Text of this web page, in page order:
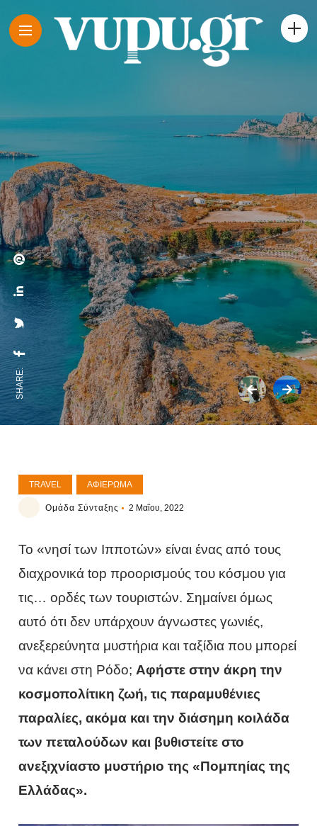
SHARE:
TRAVEL ΑΦΙΈΡΩΜΑ
Ομάδα Σύνταξης 2 Μαΐου, 2022
Το «νησί των Ιπποτών» είναι ένας από τους
διαχρονικά top προορισμούς του κόσμου για
τις… ορδές των τουριστών. Σημαίνει όμως
αυτό ότι δεν υπάρχουν άγνωστες γωνιές,
ανεξερεύνητα μυστήρια και ταξίδια που μπορεί
να κάνει στη Ρόδο; Αφήστε στην άκρη την
κοσμοπολίτικη ζωή, τις παραμυθένιες
παραλίες, ακόμα και την διάσημη κοιλάδα
των πεταλούδων και βυθιστείτε στο
ανεξιχνίαστο μυστήριο της «Πομπηίας της
Ελλάδας».